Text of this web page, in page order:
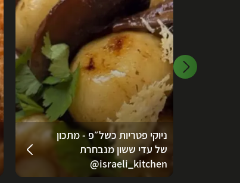
ניוקי פטריות כשל״פ - מתכון
של עדי ששון מנבחרת
‪@israeli_kitchen‬